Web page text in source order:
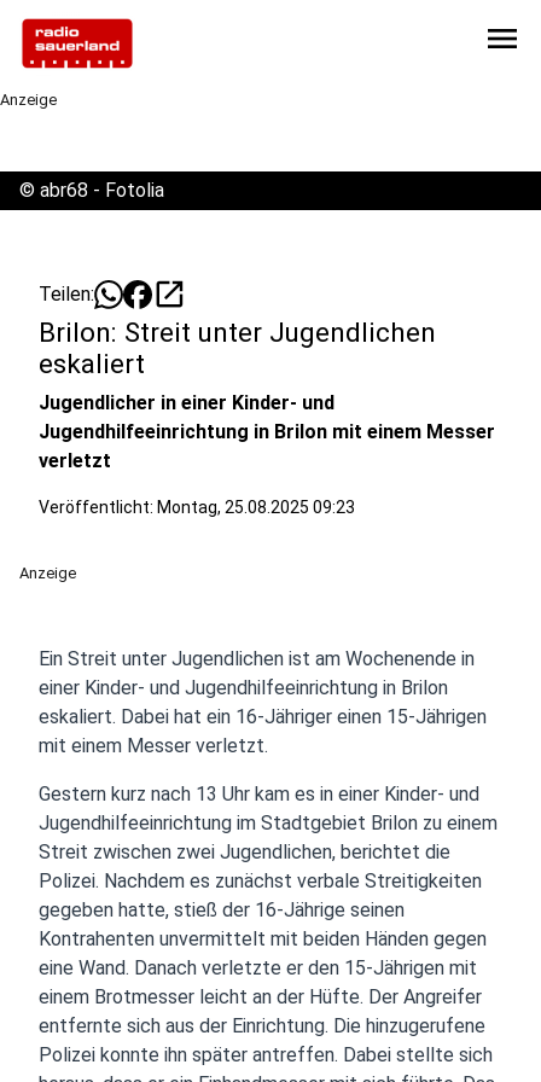
menu
Anzeige
© abr68 - Fotolia
Teilen: open_in_new
Brilon: Streit unter Jugendlichen
eskaliert
Jugendlicher in einer Kinder- und
Jugendhilfeeinrichtung in Brilon mit einem Messer
verletzt
Veröffentlicht: Montag, 25.08.2025 09:23
Anzeige
Ein Streit unter Jugendlichen ist am Wochenende in
einer Kinder- und Jugendhilfeeinrichtung in Brilon
eskaliert. Dabei hat ein 16-Jähriger einen 15-Jährigen
mit einem Messer verletzt.
Gestern kurz nach 13 Uhr kam es in einer Kinder- und
Jugendhilfeeinrichtung im Stadtgebiet Brilon zu einem
Streit zwischen zwei Jugendlichen, berichtet die
Polizei. Nachdem es zunächst verbale Streitigkeiten
gegeben hatte, stieß der 16-Jährige seinen
Kontrahenten unvermittelt mit beiden Händen gegen
eine Wand. Danach verletzte er den 15-Jährigen mit
einem Brotmesser leicht an der Hüfte. Der Angreifer
entfernte sich aus der Einrichtung. Die hinzugerufene
Polizei konnte ihn später antreffen. Dabei stellte sich